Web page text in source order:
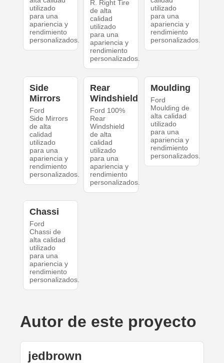
utilizado
para una
apariencia y
rendimiento
personalizados.
R. Right Tire
de alta
calidad
utilizado
para una
apariencia y
rendimiento
personalizados.
utilizado
para una
apariencia y
rendimiento
personalizados.
Side
Mirrors
Ford
Side Mirrors
de alta
calidad
utilizado
para una
apariencia y
rendimiento
personalizados.
Rear
Windshield
Ford 100%
Rear
Windshield
de alta
calidad
utilizado
para una
apariencia y
rendimiento
personalizados.
Moulding
Ford
Moulding de
alta calidad
utilizado
para una
apariencia y
rendimiento
personalizados.
Chassi
Ford
Chassi de
alta calidad
utilizado
para una
apariencia y
rendimiento
personalizados.
Autor de este proyecto
jedbrown